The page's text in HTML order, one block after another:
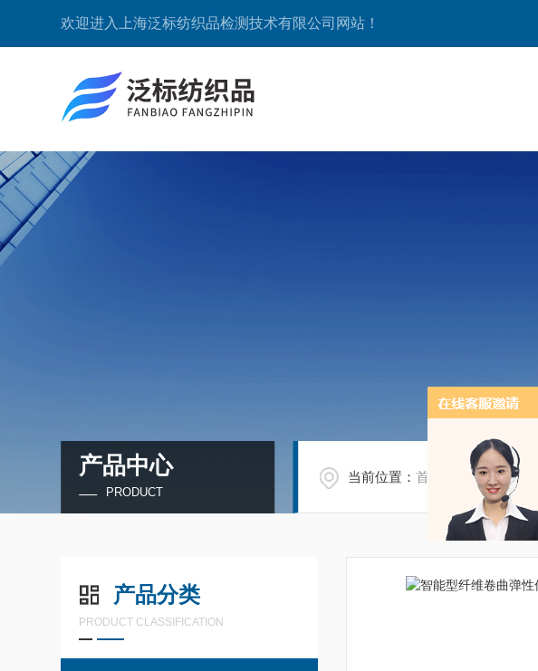
欢迎进入上海泛标纺织品检测技术有限公司网站！
产品中心
PRODUCT
当前位置：首页 产品中心/
产品分类
PRODUCT CLASSIFICATION